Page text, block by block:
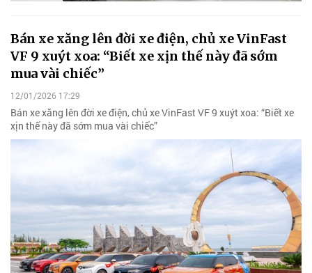
Bán xe xăng lên đời xe điện, chủ xe VinFast
VF 9 xuýt xoa: “Biết xe xịn thế này đã sớm
mua vài chiếc”
12/01/2026 17:29
Bán xe xăng lên đời xe điện, chủ xe VinFast VF 9 xuýt xoa: “Biết xe
xịn thế này đã sớm mua vài chiếc”